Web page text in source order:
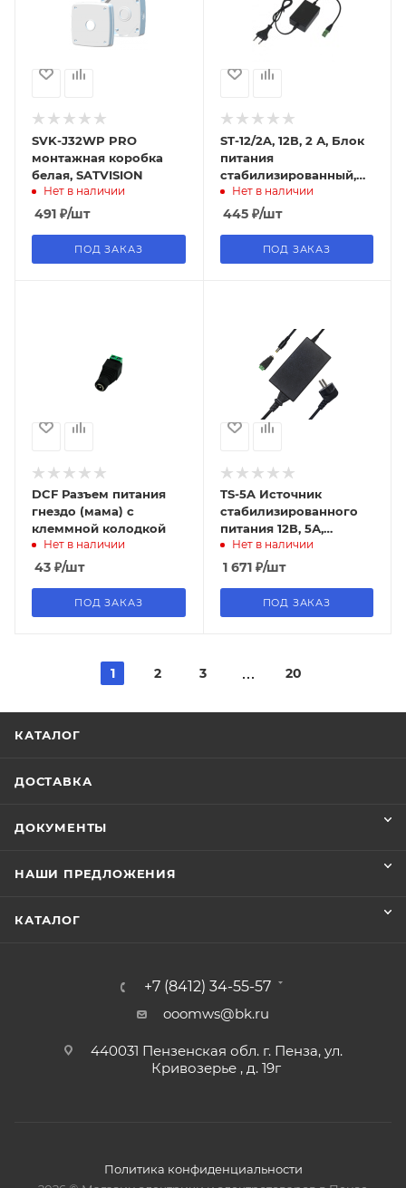
SVK-J32WP PRO
монтажная коробка
белая, SATVISION
Нет в наличии
491 ₽/шт
ПОД ЗАКАЗ
ST-12/2A, 12В, 2 А, Блок
питания
стабилизированный,
SPACE TECHNOLOGY
Нет в наличии
445₽/шт
ПОД ЗАКАЗ
DCF Разъем питания
гнездо (мама) с
клеммной колодкой
Нет в наличии
43 ₽/шт
ПОД ЗАКАЗ
TS-5A Источник
стабилизированного
питания 12В, 5А,
коннектор (клеммная
колодка под винт),
Нет в наличии
1 671₽/шт
ПОД ЗАКАЗ
1 2 3 20
КАТАЛОГ
ДОСТАВКА
ДОКУМЕНТЫ
НАШИ ПРЕДЛОЖЕНИЯ
КАТАЛОГ
+7 (8412) 34-55-57
ooomws@bk.ru
440031 Пензенская обл. г. Пенза, ул.
Кривозерье , д. 19г
Политика конфиденциальности